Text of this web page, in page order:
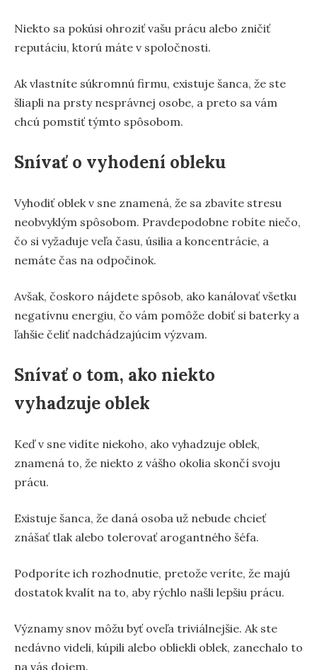
Niekto sa pokúsi ohroziť vašu prácu alebo zničiť
reputáciu, ktorú máte v spoločnosti.
Ak vlastníte súkromnú firmu, existuje šanca, že ste
šliapli na prsty nesprávnej osobe, a preto sa vám
chcú pomstiť týmto spôsobom.
Snívať o vyhodení obleku
Vyhodiť oblek v sne znamená, že sa zbavíte stresu
neobvyklým spôsobom. Pravdepodobne robíte niečo,
čo si vyžaduje veľa času, úsilia a koncentrácie, a
nemáte čas na odpočinok.
Avšak, čoskoro nájdete spôsob, ako kanálovať všetku
negatívnu energiu, čo vám pomôže dobiť si baterky a
ľahšie čeliť nadchádzajúcim výzvam.
Snívať o tom, ako niekto
vyhadzuje oblek
Keď v sne vidíte niekoho, ako vyhadzuje oblek,
znamená to, že niekto z vášho okolia skončí svoju
prácu.
Existuje šanca, že daná osoba už nebude chcieť
znášať tlak alebo tolerovať arogantného šéfa.
Podporíte ich rozhodnutie, pretože veríte, že majú
dostatok kvalít na to, aby rýchlo našli lepšiu prácu.
Významy snov môžu byť oveľa triviálnejšie. Ak ste
nedávno videli, kúpili alebo obliekli oblek, zanechalo to
na vás dojem.